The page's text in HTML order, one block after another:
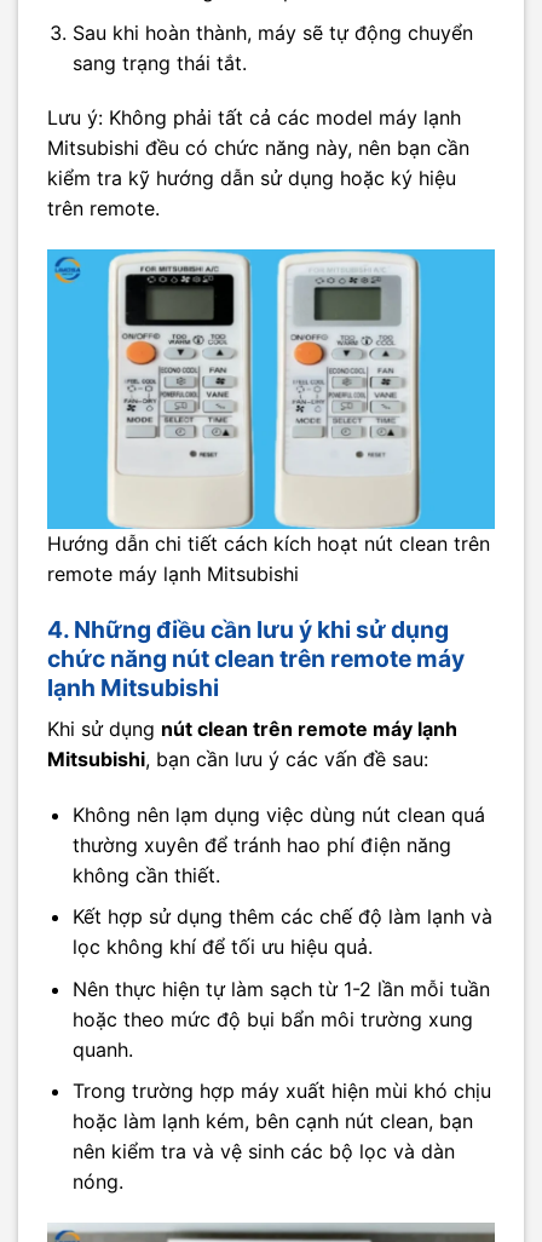
Sau khi hoàn thành, máy sẽ tự động chuyển
sang trạng thái tắt.
Lưu ý: Không phải tất cả các model máy lạnh
Mitsubishi đều có chức năng này, nên bạn cần
kiểm tra kỹ hướng dẫn sử dụng hoặc ký hiệu
trên remote.
Hướng dẫn chi tiết cách kích hoạt nút clean trên
remote máy lạnh Mitsubishi
4. Những điều cần lưu ý khi sử dụng
chức năng nút clean trên remote máy
lạnh Mitsubishi
Khi sử dụng nút clean trên remote máy lạnh
Mitsubishi, bạn cần lưu ý các vấn đề sau:
Không nên lạm dụng việc dùng nút clean quá
thường xuyên để tránh hao phí điện năng
không cần thiết.
Kết hợp sử dụng thêm các chế độ làm lạnh và
lọc không khí để tối ưu hiệu quả.
Nên thực hiện tự làm sạch từ 1-2 lần mỗi tuần
hoặc theo mức độ bụi bẩn môi trường xung
quanh.
Trong trường hợp máy xuất hiện mùi khó chịu
hoặc làm lạnh kém, bên cạnh nút clean, bạn
nên kiểm tra và vệ sinh các bộ lọc và dàn
nóng.